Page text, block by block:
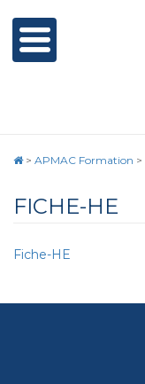
> APMAC Formation >
FICHE-HE
Fiche-HE